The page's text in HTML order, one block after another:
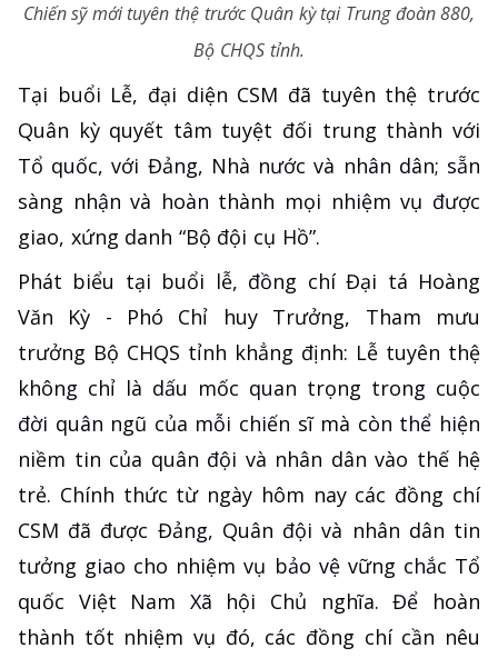
Chiến sỹ mới tuyên thệ trước Quân kỳ tại Trung đoàn 880,
Bộ CHQS tỉnh.
Tại buổi Lễ, đại diện CSM đã tuyên thệ trước
Quân kỳ quyết tâm tuyệt đối trung thành với
Tổ quốc, với Đảng, Nhà nước và nhân dân; sẵn
sàng nhận và hoàn thành mọi nhiệm vụ được
giao, xứng danh “Bộ đội cụ Hồ”.
Phát biểu tại buổi lễ, đồng chí Đại tá Hoàng
Văn Kỳ - Phó Chỉ huy Trưởng, Tham mưu
trưởng Bộ CHQS tỉnh khẳng định: Lễ tuyên thệ
không chỉ là dấu mốc quan trọng trong cuộc
đời quân ngũ của mỗi chiến sĩ mà còn thể hiện
niềm tin của quân đội và nhân dân vào thế hệ
trẻ. Chính thức từ ngày hôm nay các đồng chí
CSM đã được Đảng, Quân đội và nhân dân tin
tưởng giao cho nhiệm vụ bảo vệ vững chắc Tổ
quốc Việt Nam Xã hội Chủ nghĩa. Để hoàn
thành tốt nhiệm vụ đó, các đồng chí cần nêu